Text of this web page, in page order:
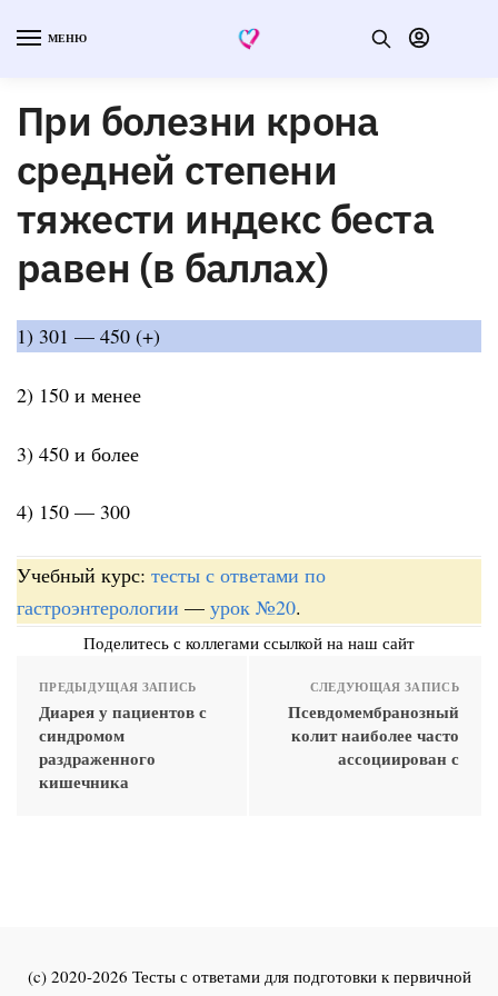
МЕНЮ
При болезни крона
средней степени
тяжести индекс беста
равен (в баллах)
1) 301 — 450 (+)
2) 150 и менее
3) 450 и более
4) 150 — 300
Учебный курс: тесты с ответами по
гастроэнтерологии — урок №20.
Поделитесь с коллегами ссылкой на наш сайт
ПРЕДЫДУЩАЯ ЗАПИСЬ
Диарея у пациентов с
синдромом
раздраженного
кишечника
СЛЕДУЮЩАЯ ЗАПИСЬ
Псевдомембранозный
колит наиболее часто
ассоциирован с
(c) 2020-2026 Тесты с ответами для подготовки к первичной